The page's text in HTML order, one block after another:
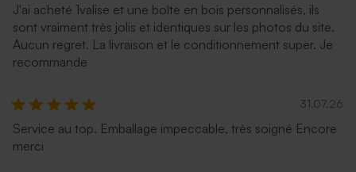
J'ai acheté 1valise et une boîte en bois personnalisés, ils
sont vraiment très jolis et identiques sur les photos du site.
Aucun regret. La livraison et le conditionnement super. Je
recommande
31.07.26
Service au top. Emballage impeccable, très soigné Encore
merci